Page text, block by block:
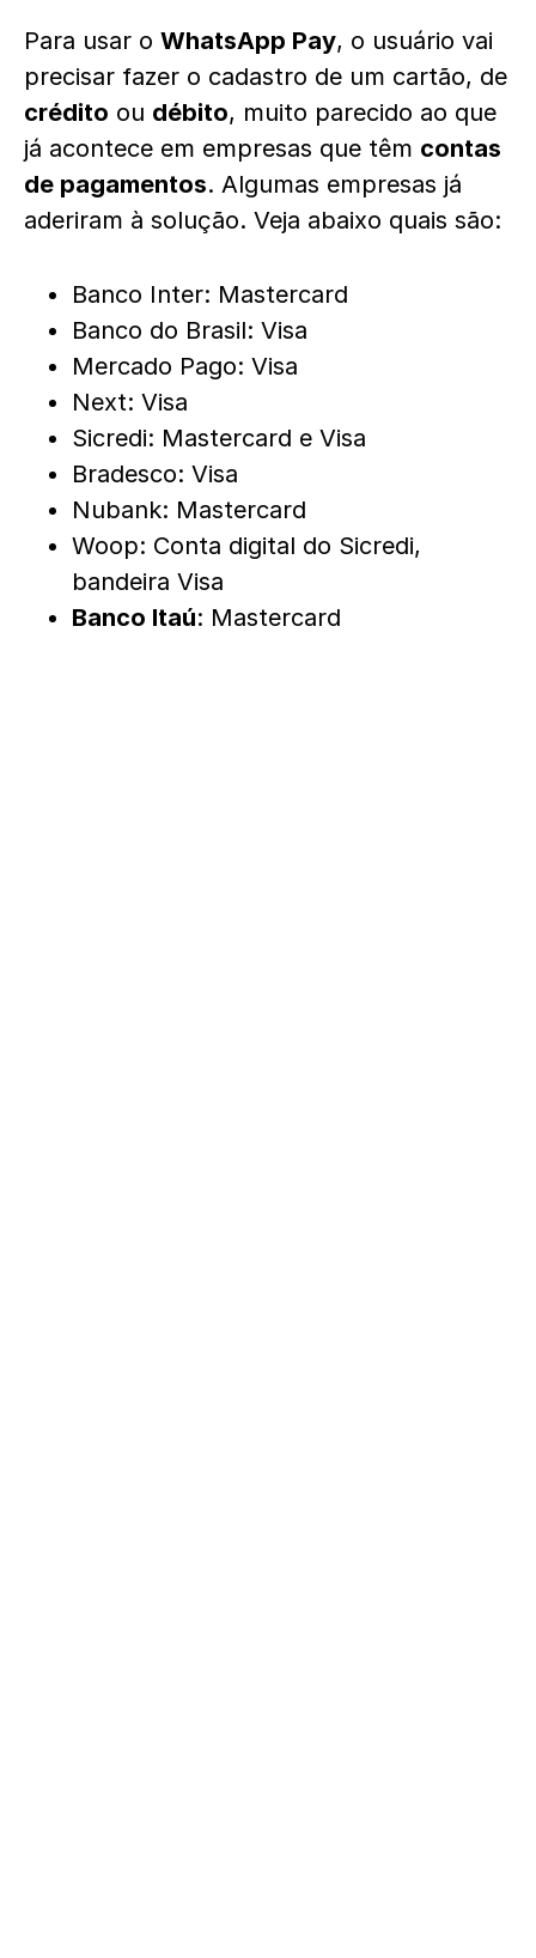
Para usar o WhatsApp Pay, o usuário vai
precisar fazer o cadastro de um cartão, de
crédito ou débito, muito parecido ao que
já acontece em empresas que têm contas
de pagamentos. Algumas empresas já
aderiram à solução. Veja abaixo quais são:
Banco Inter: Mastercard
Banco do Brasil: Visa
Mercado Pago: Visa
Next: Visa
Sicredi: Mastercard e Visa
Bradesco: Visa
Nubank: Mastercard
Woop: Conta digital do Sicredi,
bandeira Visa
Banco Itaú: Mastercard